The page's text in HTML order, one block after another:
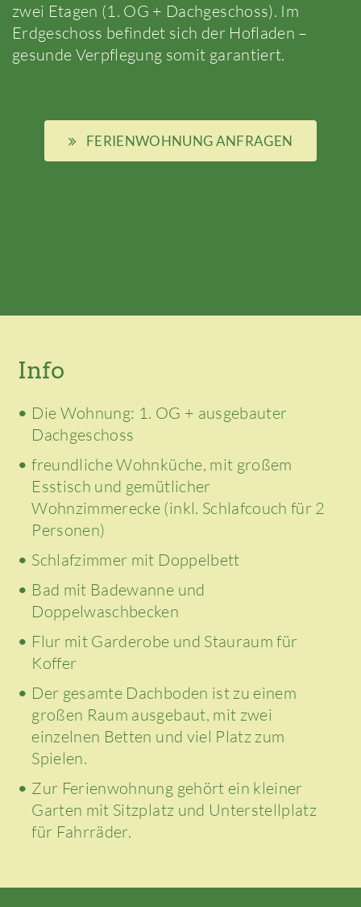
zwei Etagen (1. OG + Dachgeschoss). Im
Erdgeschoss befindet sich der Hofladen –
gesunde Verpflegung somit garantiert.
FERIENWOHNUNG ANFRAGEN
Info
Die Wohnung: 1. OG + ausgebauter
Dachgeschoss
freundliche Wohnküche, mit großem
Esstisch und gemütlicher
Wohnzimmerecke (inkl. Schlafcouch für 2
Personen)
Schlafzimmer mit Doppelbett
Bad mit Badewanne und
Doppelwaschbecken
Flur mit Garderobe und Stauraum für
Koffer
Der gesamte Dachboden ist zu einem
großen Raum ausgebaut, mit zwei
einzelnen Betten und viel Platz zum
Spielen.
Zur Ferienwohnung gehört ein kleiner
Garten mit Sitzplatz und Unterstellplatz
für Fahrräder.